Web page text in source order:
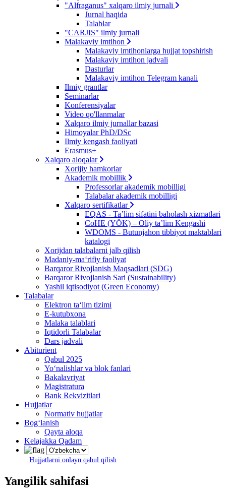
"Alfraganus" xalqaro ilmiy jurnali
Jurnal haqida
Talablar
"CARJIS" ilmiy jurnali
Malakaviy imtihon
Malakaviy imtihonlarga hujjat topshirish
Malakaviy imtihon jadvali
Dasturlar
Malakaviy imtihon Telegram kanali
Ilmiy grantlar
Seminarlar
Konferensiyalar
Video qo'llanmalar
Xalqaro ilmiy jurnallar bazasi
Himoyalar PhD/DSc
Ilmiy kengash faoliyati
Erasmus+
Xalqaro aloqalar
Xorijiy hamkorlar
Akademik mobillik
Professorlar akademik mobilligi
Talabalar akademik mobilligi
Xalqaro sertifikatlar
EQAS - Ta’lim sifatini baholash xizmatlari
CoHE (YÖK) – Oliy ta’lim Kengashi
WDOMS - Butunjahon tibbiyot maktablari
katalogi
Xorijdan talabalarni jalb qilish
Madaniy-ma‘rifiy faoliyat
Barqaror Rivojlanish Maqsadlari (SDG)
Barqaror Rivojlanish Sari (Sustainability)
Yashil iqtisodiyot (Green Economy)
Talabalar
Elektron ta‘lim tizimi
E-kutubxona
Malaka talablari
Iqtidorli Talabalar
Dars jadvali
Abiturient
Qabul 2025
Yo‘nalishlar va blok fanlari
Bakalavriyat
Magistratura
Bank Rekvizitlari
Hujjatlar
Normativ hujjatlar
Bog‘lanish
Qayta aloqa
Kelajakka Qadam
Hujjatlarni onlayn qabul qilish
Yangilik sahifasi